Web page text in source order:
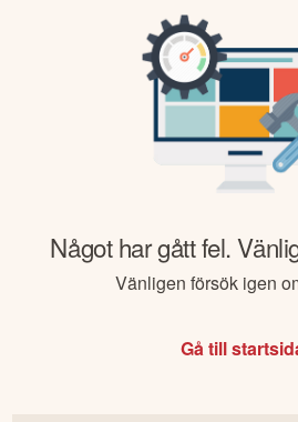
Något har gått fel.
Vänligen försök igen
Gå till